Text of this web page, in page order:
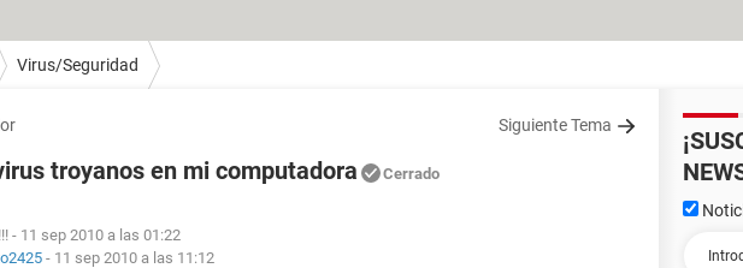
Virus/Seguridad
Siguiente Tema
troyanos en mi computadora Cerrado
- 11 sep 2010 a las 01:22
- 11 sep 2010 a las 11:12